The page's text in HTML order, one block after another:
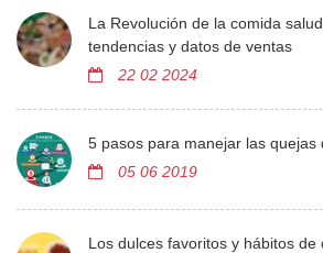
La Revolución de la comida
tendencias y datos de ventas
22 02 2024
5 pasos para manejar las quejas
05 06 2019
Los dulces favoritos y hábitos